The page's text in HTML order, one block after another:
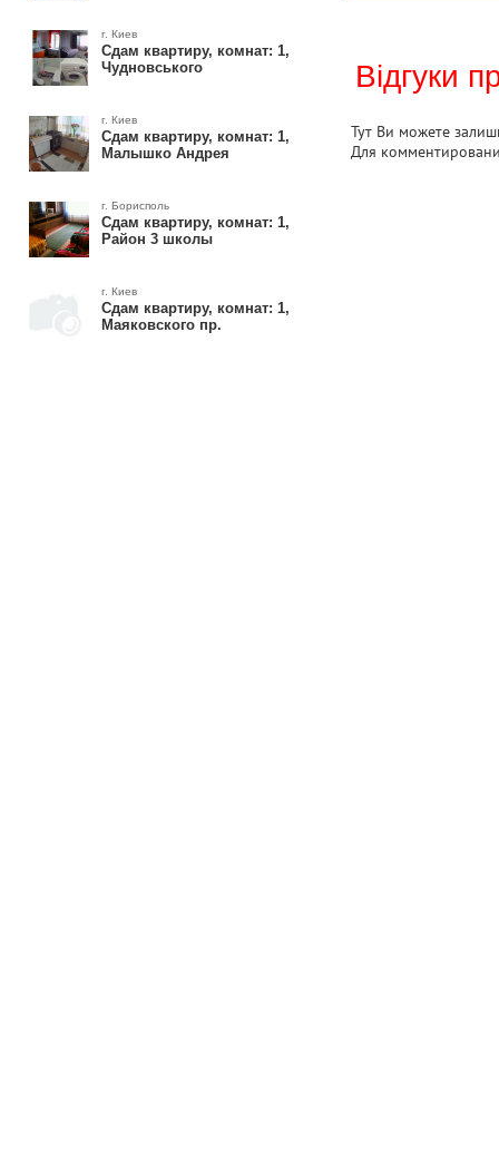
г. Киев
Сдам квартиру, комнат: 1,
Чудновського
г. Киев
Сдам квартиру, комнат: 1,
Малышко Андрея
г. Борисполь
Сдам квартиру, комнат: 1,
Район 3 школы
г. Киев
Сдам квартиру, комнат: 1,
Маяковского пр.
Відгуки
Тут Ви можете
Для